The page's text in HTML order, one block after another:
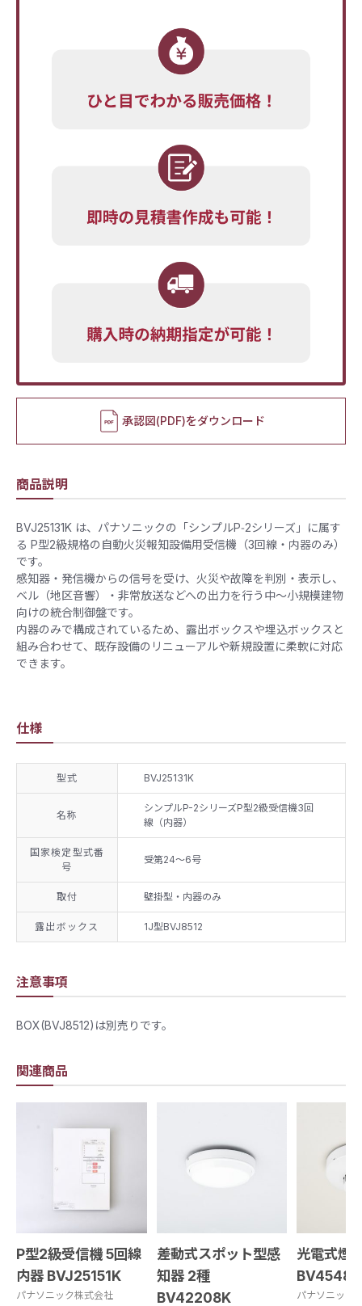
関連商品
P型2級受信機 5回線
内器 BVJ25151K
パナソニック株式会社
差動式スポット型感
知器 2種
BV42208K
光電式煙
パナソニック
承認図(PDF)をダウンロード
商品説明
BVJ25131K は、パナソニックの「シンプルP‑2シリーズ」に属す
る P型2級規格の自動火災報知設備用受信機（3回線・内器のみ）
です。
感知器・発信機からの信号を受け、火災や故障を判別・表示し、
ベル（地区音響）・非常放送などへの出力を行う中～小規模建物
向けの統合制御盤です。
内器のみで構成されているため、露出ボックスや埋込ボックスと
組み合わせて、既存設備のリニューアルや新規設置に柔軟に対応
できます。
仕様
型式 BVJ25131K
名称
シンプルP-2シリーズP型2級受信機3回
線（内器）
国家検定型式番
号
受第24～6号
取付 壁掛型・内器のみ
露出ボックス 1J型BVJ8512
注意事項
BOX(BVJ8512)は別売りです。